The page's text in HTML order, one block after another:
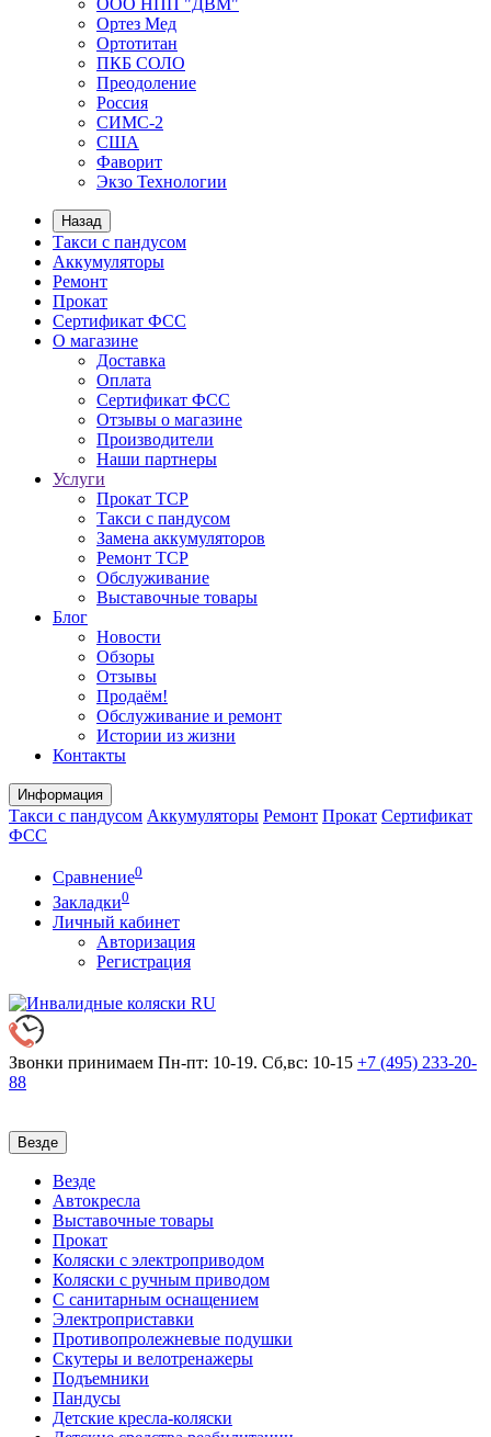
ООО НПП "ДВМ"
Ортез Мед
Ортотитан
ПКБ СОЛО
Преодоление
Россия
СИМС-2
США
Фаворит
Экзо Технологии
Назад
Такси с пандусом
Аккумуляторы
Ремонт
Прокат
Сертификат ФСС
О магазине
Доставка
Оплата
Сертификат ФСС
Отзывы о магазине
Производители
Наши партнеры
Услуги
Прокат ТСР
Такси с пандусом
Замена аккумуляторов
Ремонт ТСР
Обслуживание
Выставочные товары
Блог
Новости
Обзоры
Отзывы
Продаём!
Обслуживание и ремонт
Истории из жизни
Контакты
Информация
Такси с пандусом Аккумуляторы Ремонт Прокат Сертификат
ФСС
Сравнение0
Закладки0
Личный кабинет
Авторизация
Регистрация
Звонки принимаем Пн-пт: 10-19. Сб,вс: 10-15 +7 (495) 233-20-
88
Везде
Везде
Автокресла
Выставочные товары
Прокат
Коляски с электроприводом
Коляски с ручным приводом
С санитарным оснащением
Электроприставки
Противопролежневые подушки
Скутеры и велотренажеры
Подъемники
Пандусы
Детские кресла-коляски